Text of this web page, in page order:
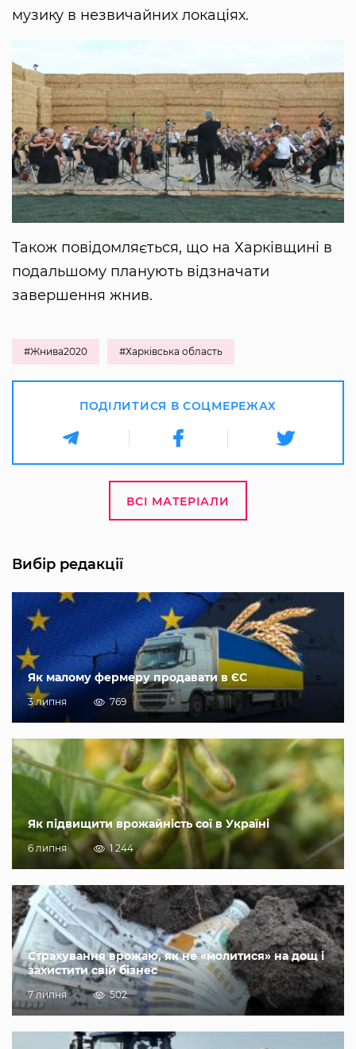
музику в незвичайних локаціях.
Також повідомляється, що на Харківщині в
подальшому планують відзначати
завершення жнив.
#Жнива2020 #Харківська область
ПОДІЛИТИСЯ В СОЦМЕРЕЖАХ
ВСІ МАТЕРІАЛИ
Вибір редакції
Як малому фермеру продавати в ЄС
3 липня 769
Як підвищити врожайність сої в Україні
6 липня 1 244
Страхування врожаю, як не «молитися» на дощ і
захистити свій бізнес
7 липня 502